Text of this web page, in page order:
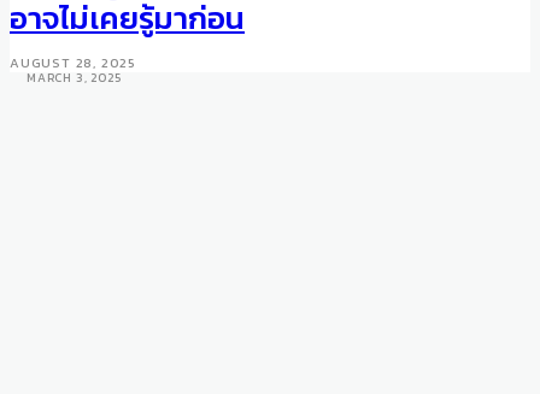
This March
MARCH 3, 2025
อาจไม่เคยรู้มาก่อน
AUGUST 28, 2025